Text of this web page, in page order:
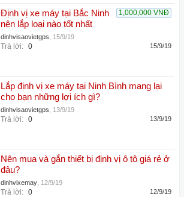
1,000,000 VNĐ
Định vị xe máy tại Bắc Ninh
nên lắp loại nào tốt nhất
dinhvisaovietgps 15/9/19
Trả lời: 0 15/9/19
Lắp định vị xe máy tại Ninh Bình mang lại
cho bạn những lợi ích gì?
dinhvisaovietgps 13/9/19
Trả lời: 0 13/9/19
Nên mua và gắn thiết bị định vị ô tô giá rẻ ở
đâu?
dinhvixemay 12/9/19
Trả lời: 0 12/9/19